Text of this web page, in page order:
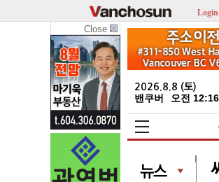
Login
Close
2026.8.8 (토)
밴쿠버 오전